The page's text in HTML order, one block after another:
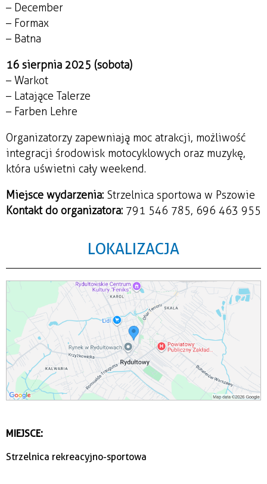
– December
– Formax
– Batna
16 sierpnia 2025 (sobota)
– Warkot
– Latające Talerze
– Farben Lehre
Organizatorzy zapewniają moc atrakcji, możliwość
integracji środowisk motocyklowych oraz muzykę,
która uświetni cały weekend.
Miejsce wydarzenia: Strzelnica sportowa w Pszowie
Kontakt do organizatora: 791 546 785, 696 463 955
LOKALIZACJA
MIEJSCE:
Strzelnica rekreacyjno-sportowa